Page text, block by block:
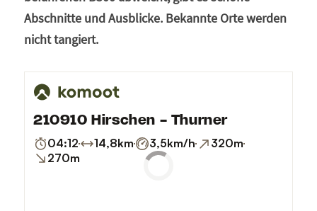
Abschnitte und Ausblicke. Bekannte Orte werden
nicht tangiert.